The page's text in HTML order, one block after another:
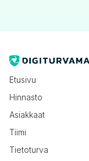
Etusivu
Hinnasto
Asiakkaat
Tiimi
Tietoturva